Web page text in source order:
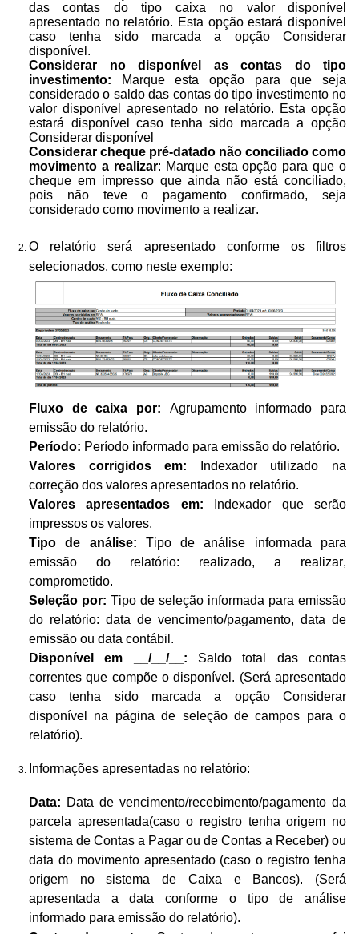
das contas do tipo caixa no valor disponível
apresentado no relatório. Esta opção estará disponível
caso tenha sido marcada a opção Considerar
disponível.
Considerar no disponível as contas do tipo
investimento: Marque esta opção para que seja
considerado o saldo das contas do tipo investimento no
valor disponível apresentado no relatório. Esta opção
estará disponível caso tenha sido marcada a opção
Considerar disponível
Considerar cheque pré-datado não conciliado como
movimento a realizar: Marque esta opção para que o
cheque em impresso que ainda não está conciliado,
pois não teve o pagamento confirmado, seja
considerado como movimento a realizar.
O relatório será apresentado conforme os filtros
selecionados, como neste exemplo:
Fluxo de caixa por: Agrupamento informado para
emissão do relatório.
Período: Período informado para emissão do relatório.
Valores corrigidos em: Indexador utilizado na
correção dos valores apresentados no relatório.
Valores apresentados em: Indexador que serão
impressos os valores.
Tipo de análise: Tipo de análise informada para
emissão do relatório: realizado, a realizar,
comprometido.
Seleção por: Tipo de seleção informada para emissão
do relatório: data de vencimento/pagamento, data de
emissão ou data contábil.
Disponível em __/__/__: Saldo total das contas
correntes que compõe o disponível. (Será apresentado
caso tenha sido marcada a opção Considerar
disponível na página de seleção de campos para o
relatório).
Informações apresentadas no relatório:
Data: Data de vencimento/recebimento/pagamento da
parcela apresentada(caso o registro tenha origem no
sistema de Contas a Pagar ou de Contas a Receber) ou
data do movimento apresentado (caso o registro tenha
origem no sistema de Caixa e Bancos). (Será
apresentada a data conforme o tipo de análise
informado para emissão do relatório).